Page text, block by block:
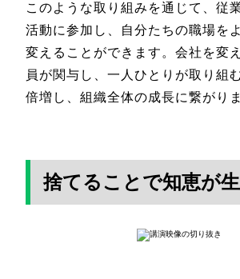
このような取り組みを通じて、従
活動に参加し、自分たちの職場を
変えることができます。会社を変
員が関与し、一人ひとりが取り組
倍増し、組織全体の成長に繋がりま
捨てることで知恵が